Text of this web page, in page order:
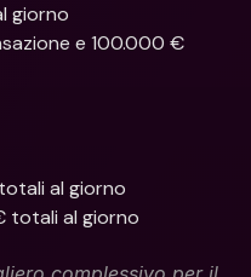
giorno
e 100.000 €
al giorno
totali al giorno